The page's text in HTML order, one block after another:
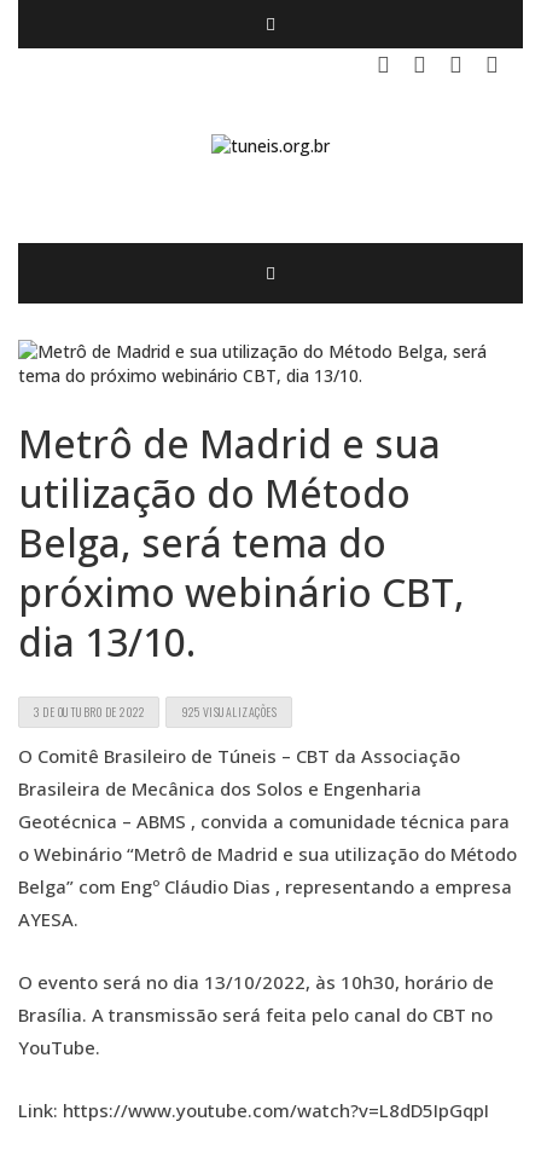
Metrô de Madrid e sua
utilização do Método
Belga, será tema do
próximo webinário CBT,
dia 13/10.
3 DE OUTUBRO DE 2022 925 VISUALIZAÇÕES
O Comitê Brasileiro de Túneis – CBT da Associação
Brasileira de Mecânica dos Solos e Engenharia
Geotécnica – ABMS , convida a comunidade técnica para
o Webinário “Metrô de Madrid e sua utilização do Método
Belga” com Engº Cláudio Dias , representando a empresa
AYESA.
O evento será no dia 13/10/2022, às 10h30, horário de
Brasília. A transmissão será feita pelo canal do CBT no
YouTube.
Link: https://www.youtube.com/watch?v=L8dD5IpGqpI